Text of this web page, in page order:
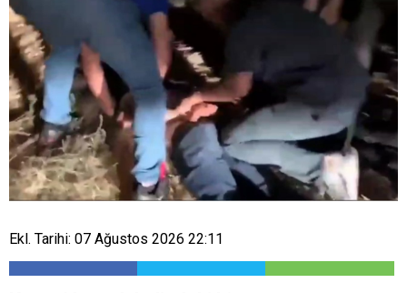
Ekl. Tarihi: 07 Ağustos 2026 22:11